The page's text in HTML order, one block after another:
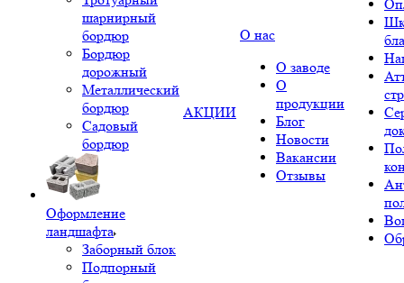
шарнирный
бордюр
Бордюр
дорожный
Металлический
бордюр
Садовый
бордюр
Оформление
ландшафта
Заборный блок
Подпорный
АКЦИИ
О нас
О заводе
О
продукции
Блог
Новости
Вакансии
Отзывы